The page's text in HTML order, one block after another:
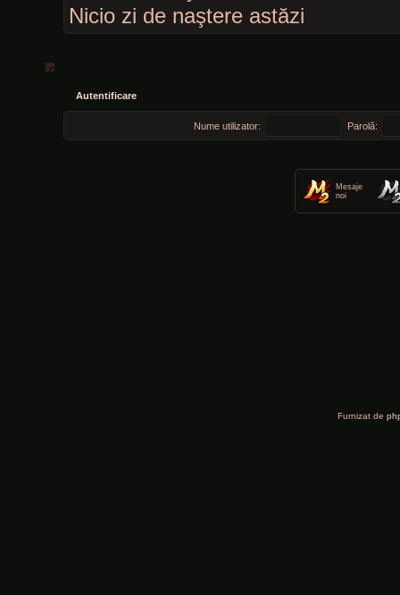
Nicio zi de naştere astăzi
Autentificare
Nume utilizator: Parolă:
Mesaje
noi
Furnizat de